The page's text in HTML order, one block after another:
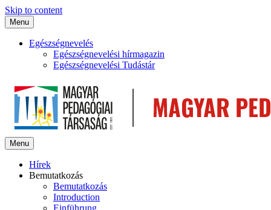
Skip to content
Menu
Egészségnevelés
Egészségnevelési hírmagazin
Egészségnevelési Tudástár
Menu
Hírek
Bemutatkozás
Bemutatkozás
Introduction
Einführung